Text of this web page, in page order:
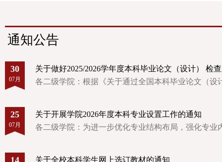
通知公告
30
07月
关于做好2025/2026学年度本科毕业论文（设计） 检
各二级学院：根据《关于通过全国本科毕业论文（设
25
07月
关于开展学院2026年度本科专业设置工作的通知
各二级学院：为进一步优化专业结构布局，强化专
14
关于全校本科学生网上选订教材的通知